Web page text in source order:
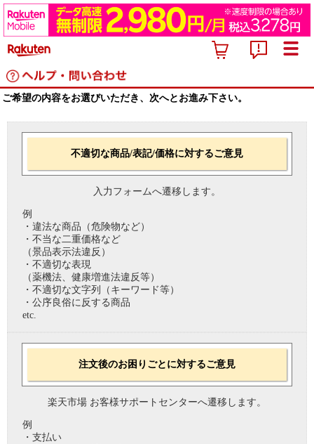
ご希望の内容をお選びいただき、次へとお進み下さい。
不適切な商品/表記/価格に対するご意見
入力フォームへ遷移します。
例
・違法な商品（危険物など）
・不当な二重価格など
（景品表示法違反）
・不適切な表現
（薬機法、健康増進法違反等）
・不適切な文字列（キーワード等）
・公序良俗に反する商品
etc.
注文後のお困りごとに対するご意見
楽天市場 お客様サポートセンターへ遷移します。
例
・支払い